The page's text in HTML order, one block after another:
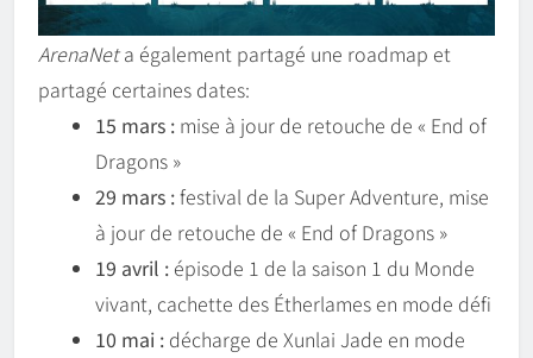
ArenaNeta également partagé une roadmap et
partagé certaines dates:
15 mars : mise à jour de retouche de « End of
Dragons »
29 mars :festival de la Super Adventure, mise
à jour de retouche de « End of Dragons »
19 avril : épisode 1 de la saison 1 du Monde
vivant, cachette des Étherlames en mode défi
10 mai : décharge de Xunlai Jade en mode